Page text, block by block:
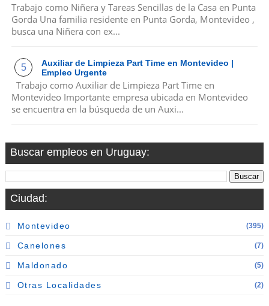
Trabajo como Niñera y Tareas Sencillas de la Casa en Punta
Gorda Una familia residente en Punta Gorda, Montevideo ,
busca una Niñera con ex...
Auxiliar de Limpieza Part Time en Montevideo |
Empleo Urgente
Trabajo como Auxiliar de Limpieza Part Time en
Montevideo Importante empresa ubicada en Montevideo
se encuentra en la búsqueda de un Auxi...
Buscar empleos en Uruguay:
Ciudad:
Montevideo (395)
Canelones (7)
Maldonado (5)
Otras Localidades (2)